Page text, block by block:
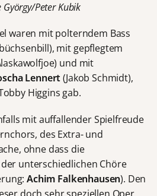
György/Peter Kubik
waren mit polterndem Bass
mit gepflegtem
und mit
Lennert(Jakob Schmidt),
Higgins gab.
mit auffallender Spielfreude
des Extra- und
ohne dass die
unterschiedlichen Chöre
Achim Falkenhausen). Den